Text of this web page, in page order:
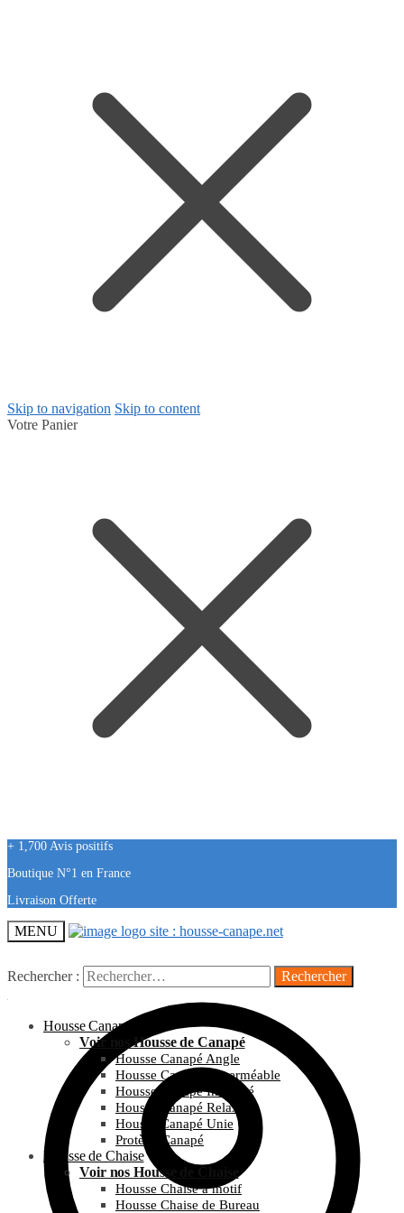
Skip to navigation Skip to content
Votre Panier
+ 1,700 Avis positifs
Boutique N°1 en France
Livraison Offerte
MENU
Rechercher :
Housse Canapé
Voir nos Housse de Canapé
Housse Canapé Angle
Housse Canapé Imperméable
Housse Canapé Imprimé
Housse Canapé Relax
Housse Canapé Unie
Protège Canapé
Housse de Chaise
Voir nos Housse de Chaise
Housse Chaise à motif
Housse Chaise de Bureau